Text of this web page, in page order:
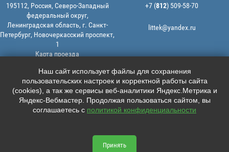
© 2013-2026 | ООО "ЛИТТЕК" -
производство и продажа РТИ
ИНН: 7806523560 | ОГРН:
1147847126162
Политика конфиденциальности |
Пользовательское соглашение
195112, Россия, Северо-Западный
федеральный округ,
Ленинградская область, г. Санкт-
Петербург, Новочеркасский проспект,
1
Карта проезда
+7 (812) 509-58-70
littek@yandex.ru
Мы в соцсетях:
    
Наш сайт использует файлы для сохранения
пользовательских настроек и корректной работы сайта
(cookies), а так же сервисы веб-аналитики Яндекс.Метрика и
Яндекс-Вебмастер. Продолжая пользоваться сайтом, вы
соглашаетесь с политикой конфиденциальности
Принять